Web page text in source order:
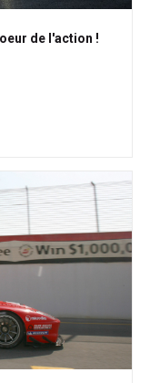
de l'action !